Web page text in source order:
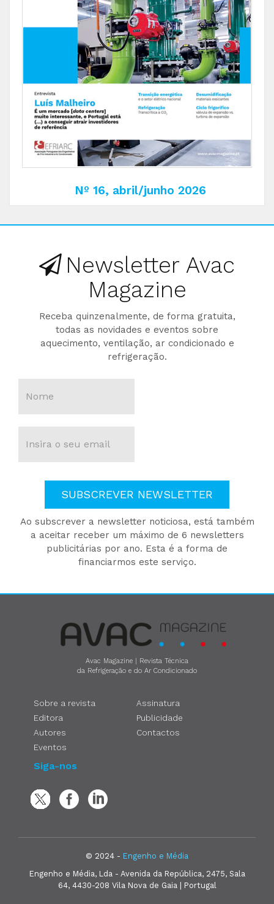
Nº 16, abril/junho 2026
Newsletter Avac
Magazine
Receba quinzenalmente, de forma gratuita,
todas as novidades e eventos sobre
aquecimento, ventilação, ar condicionado e
refrigeração.
SUBSCREVER NEWSLETTER
Ao subscrever a newsletter noticiosa, está também
a aceitar receber um máximo de 6 newsletters
publicitárias por ano. Esta é a forma de
financiarmos este serviço.
Avac Magazine | Revista Técnica
da Refrigeração e do Ar Condicionado
Sobre a revista
Editora
Autores
Eventos
Assinatura
Publicidade
Contactos
Siga-nos
© 2024 - Engenho e Média
Engenho e Média, Lda - Avenida da República, 2475, Sala
64, 4430-208 Vila Nova de Gaia | Portugal